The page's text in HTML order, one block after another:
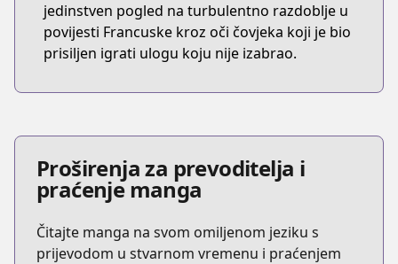
jedinstven pogled na turbulentno razdoblje u
povijesti Francuske kroz oči čovjeka koji je bio
prisiljen igrati ulogu koju nije izabrao.
Proširenja za prevoditelja i
praćenje manga
Čitajte manga na svom omiljenom jeziku s
prijevodom u stvarnom vremenu i praćenjem